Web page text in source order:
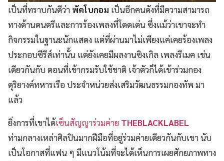
เป็นที่ทราบกันดีว่า พัคโบกอม เป็นอีกคนดังที่มีความสามารถ
ทางด้านดนตรีและการร้องเพลงที่โดดเด่น ซึ่งแม้ว่าเขาจะทำ
กิจกรรมในฐานะนักแสดง แต่ที่ผ่านมาไม่เพียงแค่เคยร้องเพลง
ประกอบซีรีส์เท่านั้น แต่ยังเคยมีผลงานซิงเกิล เพลงรีเมค เช่น
เดียวกันกับ ตอนที่เข้ากรมรับใช้ชาติ เจ้าตัวก็ได้เข้าร่วมกอง
ดุริยางค์ทหารเรือ ประจำหน่วยส่งเสริมวัฒนธรรมกองทัพ มา
แล้ว
ยิ่งการที่เขาได้เซ็นสัญญาร่วมค่าย THEBLACKLABEL
ท่ามกลางเหล่าศิลปินมากฝีมือที่อยู่ร่วมค่ายเดียวกันกับเขา นับ
เป็นโอกาสที่แฟน ๆ มีแนวโน้มที่จะได้เห็นการเผยศักยภาพทาง